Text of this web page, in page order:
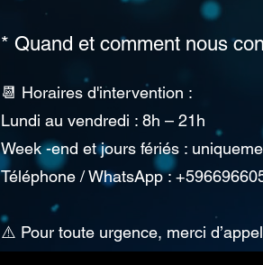
* Quand et comment nous
📆 Horaires d'intervention :
Lundi au vendredi : 8h – 21h
Week -end et jours fériés :
Téléphone / WhatsApp :
⚠️ Pour toute urgence, merci